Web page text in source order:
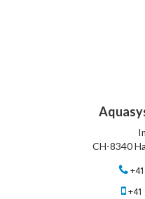
CH-8340
+41